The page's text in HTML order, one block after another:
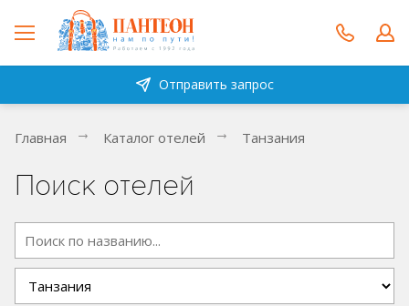
Отправить запрос
Главная Каталог отелей Танзания
Поиск отелей